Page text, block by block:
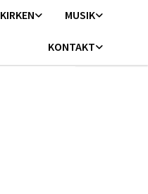
KIRKEN MUSIK
KONTAKT